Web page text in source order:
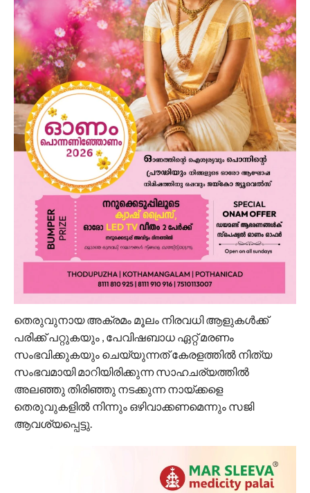
തെരുവുനായ അക്രമം മൂലം നിരവധി ആളുകൾക്ക്
പരിക്ക് പറ്റുകയും , പേവിഷബാധ ഏറ്റ് മരണം
സംഭവിക്കുകയും ചെയ്യുന്നത് കേരളത്തിൽ നിത്യ
സംഭവമായി മാറിയിരിക്കുന്ന സാഹചര്യത്തിൽ
അലഞ്ഞു തിരിഞ്ഞു നടക്കുന്ന നായ്ക്കളെ
തെരുവുകളിൽ നിന്നും ഒഴിവാക്കണമെന്നും സജി
ആവശ്യപ്പെട്ടു.